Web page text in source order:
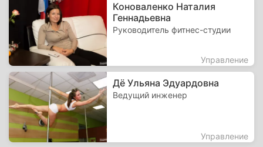
Коноваленко Наталия
Геннадьевна
Руководитель фитнес-студии
Управление
Дё Ульяна Эдуардовна
Ведущий инженер
Управление